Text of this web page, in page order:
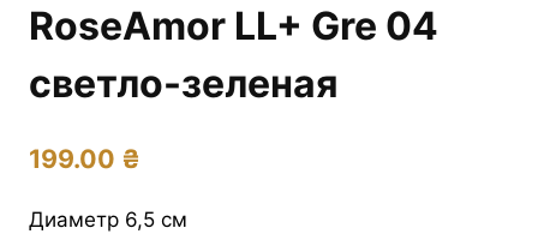
RoseAmor LL+ Gre 04
светло-зеленая
199.00 ₴
Диаметр 6,5 см